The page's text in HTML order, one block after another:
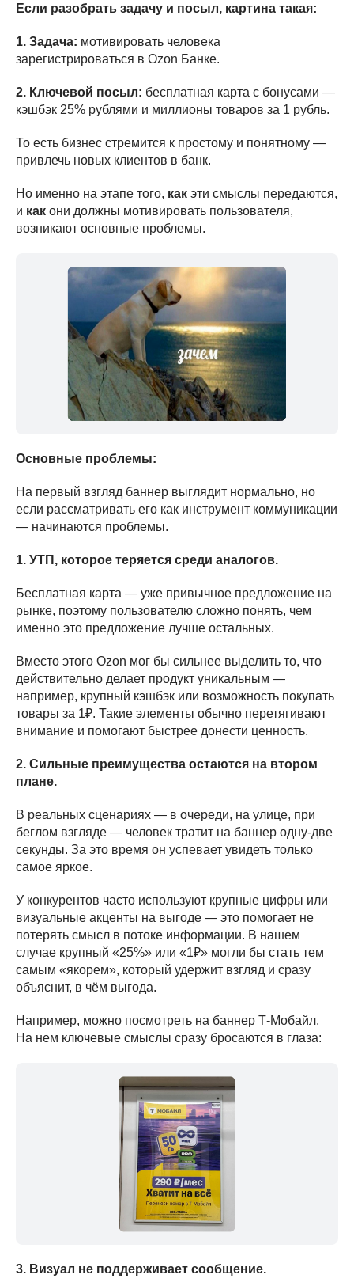
Если разобрать задачу и посыл, картина такая:
1. Задача: мотивировать человека
зарегистрироваться в Ozon Банке.
2. Ключевой посыл: бесплатная карта с бонусами —
кэшбэк 25% рублями и миллионы товаров за 1 рубль.
То есть бизнес стремится к простому и понятному —
привлечь новых клиентов в банк.
Но именно на этапе того, как эти смыслы передаются,
и как они должны мотивировать пользователя,
возникают основные проблемы.
Основные проблемы:
На первый взгляд баннер выглядит нормально, но
если рассматривать его как инструмент коммуникации
— начинаются проблемы.
1. УТП, которое теряется среди аналогов.
Бесплатная карта — уже привычное предложение на
рынке, поэтому пользователю сложно понять, чем
именно это предложение лучше остальных.
Вместо этого Ozon мог бы сильнее выделить то, что
действительно делает продукт уникальным —
например, крупный кэшбэк или возможность покупать
товары за 1₽. Такие элементы обычно перетягивают
внимание и помогают быстрее донести ценность.
2. Сильные преимущества остаются на втором
плане.
В реальных сценариях — в очереди, на улице, при
беглом взгляде — человек тратит на баннер одну-две
секунды. За это время он успевает увидеть только
самое яркое.
У конкурентов часто используют крупные цифры или
визуальные акценты на выгоде — это помогает не
потерять смысл в потоке информации. В нашем
случае крупный «25%» или «1₽» могли бы стать тем
самым «якорем», который удержит взгляд и сразу
объяснит, в чём выгода.
Например, можно посмотреть на баннер Т-Мобайл.
На нем ключевые смыслы сразу бросаются в глаза:
3. Визуал не поддерживает сообщение.